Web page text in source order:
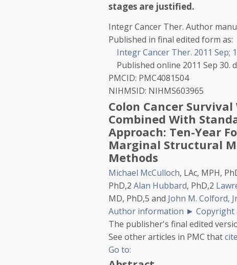
stages are justified.
Integr Cancer Ther. Author
Published in final edited form as:
Integr Cancer Ther. 2011 Sep;
Published online 2011 Sep 30.
PMCID: PMC4081504
NIHMSID: NIHMS603965
Colon Cancer
Combined With
Approach: Ten-Year
Marginal Structural
Methods
Michael McCulloch, LAc, MPH,
PhD,2 Alan Hubbard, PhD,2
MD, PhD,5 and John M. Colford,
Author information ► Copyright
The publisher's final edited
See other articles in PMC thatcite
Go to: